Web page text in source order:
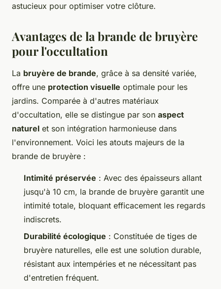
astucieux pour optimiser votre clôture.
Avantages de la brande de bruyère
pour l'occultation
La bruyère de brande, grâce à sa densité variée,
offre une protection visuelle optimale pour les
jardins. Comparée à d'autres matériaux
d'occultation, elle se distingue par son aspect
naturel et son intégration harmonieuse dans
l'environnement. Voici les atouts majeurs de la
brande de bruyère :
Intimité préservée : Avec des épaisseurs allant
jusqu'à 10 cm, la brande de bruyère garantit une
intimité totale, bloquant efficacement les regards
indiscrets.
Durabilité écologique : Constituée de tiges de
bruyère naturelles, elle est une solution durable,
résistant aux intempéries et ne nécessitant pas
d'entretien fréquent.